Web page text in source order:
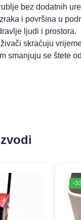
bez dodatnih
i površina u
ljudi i prostora.
skraćuju
smanjuju se štete
-